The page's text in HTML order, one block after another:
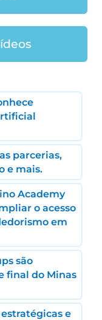
parcerias,
e mais.
Academy
o acesso
em
são
final do Minas
e